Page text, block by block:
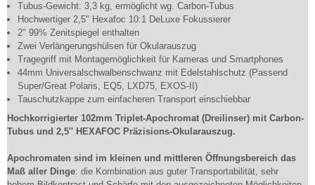
Tubus-Gewicht: 3,3 kg, ermöglicht wg. Carbon-Tubus
Hochwertiger 2,5" Hexafoc 10:1 DeLuxe Fokussierer
2" 99% Zenitspiegel enthalten
Zwei Verlängerungshülsen für Okularauszug
Tragegriff mit Montagemöglichkeit für Kameras und Smartphones
44mm Universalschwalbenschwanz mit Edelstahlschutz (Passend
Super/Great Polaris, EQ5, LXD75, EXOS-II)
Tauschutzkappe zum einfacheren Transport einschiebbar
Hochkorrigierter 102mm Triplet-Apochromat (Dreilinser) mit Carbon-
Tubus und 2,5'' HEXAFOC Präzisions-Okularauszug.
Apochromaten sind im kleinen und mittleren Öffnungsbereich das
Maß aller Dinge: die Kombination aus guter Transportabilität, sehr